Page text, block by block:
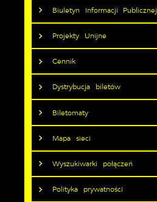
Biuletyn Informacji Publicznej
Projekty Unijne
Cennik
Dystrybucja biletów
Biletomaty
Mapa sieci
Wyszukiwarki połączeń
Polityka prywatności